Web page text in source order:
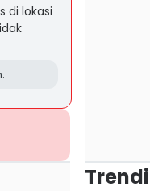
di lokasi